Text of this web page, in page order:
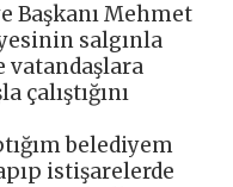
Başkanı Mehmet
salgınla
vatandaşlara
çalıştığını
belediyem
istişarelerde